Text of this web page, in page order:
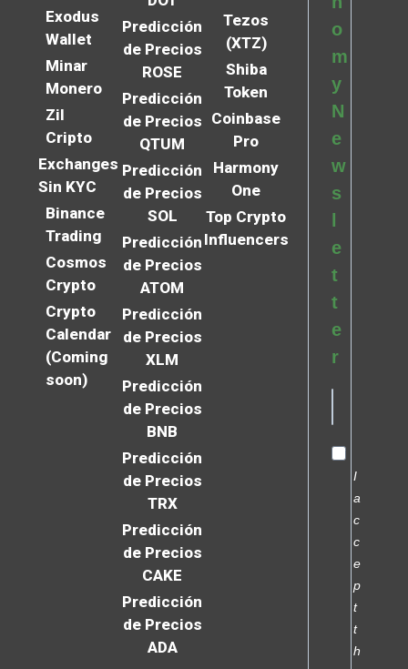
Exodus
Wallet
Minar
Monero
Zil
Cripto
Exchanges
Sin KYC
Binance
Trading
Cosmos
Crypto
Crypto
Calendar
(Coming
soon)
Predicción
de Precios
ROSE
Predicción
de Precios
QTUM
Predicción
de Precios
SOL
Predicción
de Precios
ATOM
Predicción
de Precios
XLM
Predicción
de Precios
BNB
Predicción
de Precios
TRX
Predicción
de Precios
CAKE
Predicción
de Precios
ADA
Tezos
(XTZ)
Shiba
Token
Coinbase
Pro
Harmony
One
Top Crypto
Influencers
o
m
y
N
e
w
s
e
t
t
e
r
I
a
c
c
e
p
t
t
h